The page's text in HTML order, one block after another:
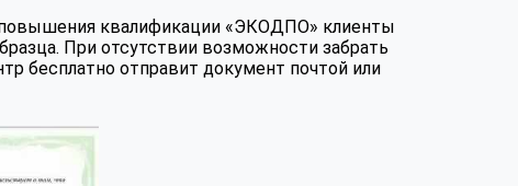
квалификации «ЭКОДПО» клиенты
При отсутствии возможности забрать
бесплатно отправит документ почтой или